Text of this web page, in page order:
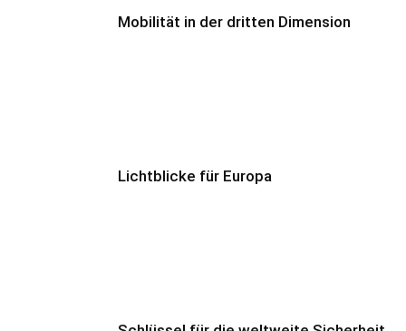
Mobilität in der dritten Dimension
Lichtblicke für Europa